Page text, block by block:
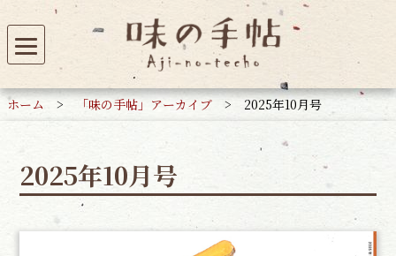
ホーム > 「味の手帖」アーカイブ > 2025年10月号
2025年10月号